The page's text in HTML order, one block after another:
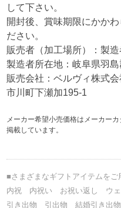
して下さい。
開封後、賞味期限にかか
ださい。
販売者（加工場所）：製
製造者所在地：岐阜県羽
販売会社：ベルヴィ株式
市川町下瀬加195-1
メーカー希望小売価格はメーカー
掲載しています。
■さまざまなギフトアイテムをご
内祝 内祝い お祝い返し ウェ
引き出物 引出物 結婚引き出